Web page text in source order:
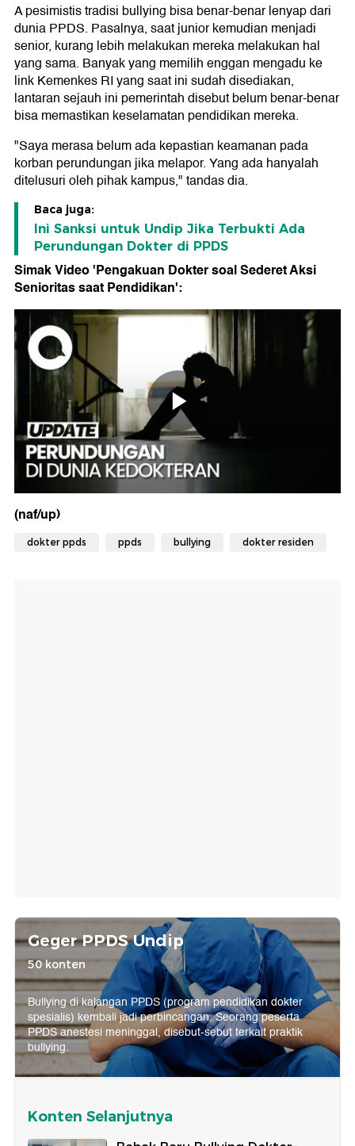
A pesimistis tradisi bullying bisa benar-benar lenyap dari
dunia PPDS. Pasalnya, saat junior kemudian menjadi
senior, kurang lebih melakukan mereka melakukan hal
yang sama. Banyak yang memilih enggan mengadu ke
link Kemenkes RI yang saat ini sudah disediakan,
lantaran sejauh ini pemerintah disebut belum benar-benar
bisa memastikan keselamatan pendidikan mereka.
"Saya merasa belum ada kepastian keamanan pada
korban perundungan jika melapor. Yang ada hanyalah
ditelusuri oleh pihak kampus," tandas dia.
Baca juga:
Ini Sanksi untuk Undip Jika Terbukti Ada
Perundungan Dokter di PPDS
Simak Video 'Pengakuan Dokter soal Sederet Aksi
Senioritas saat Pendidikan':
(naf/up)
dokter ppds ppds bullying dokter residen
Geger PPDS Undip
50 konten
Bullying di kalangan PPDS (program pendidikan dokter
spesialis) kembali jadi perbincangan. Seorang peserta
PPDS anestesi meninggal, disebut-sebut terkait praktik
bullying.
Konten Selanjutnya